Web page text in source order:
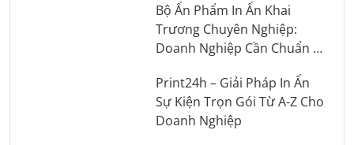
Bộ Ấn Phẩm In Ấn Khai
Trương Chuyên Nghiệp:
Doanh Nghiệp Cần Chuẩn Bị
Print24h – Giải Pháp In Ấn
Sự Kiện Trọn Gói Từ A-Z Cho
Doanh Nghiệp